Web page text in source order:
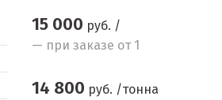
15 000 руб. /
— при заказе от 1
14 800 руб. /тонна